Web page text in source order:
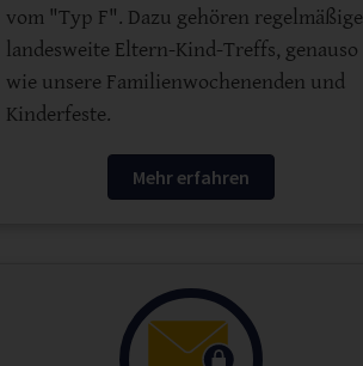
vom "Typ F". Dazu gehören regelmäßige
landesweite Eltern-Kind-Treffs, genauso
wie unsere Familienwochenenden und
Kinderfeste.
Mehr erfahren